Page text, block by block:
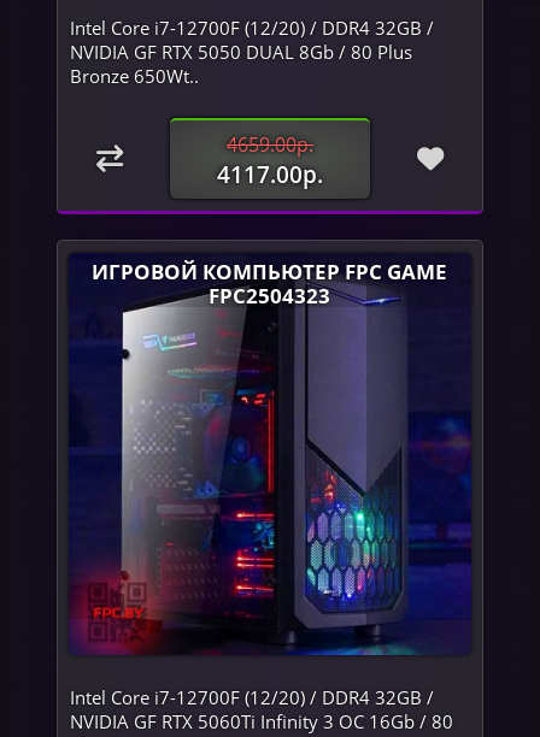
Intel Core i7-12700F (12/20) / DDR4 32GB /
NVIDIA GF RTX 5050 DUAL 8Gb / 80 Plus
Bronze 650Wt..
4659.00р.
4117.00р.
ИГРОВОЙ КОМПЬЮТЕР FPC GAME
FPC2504323
Intel Core i7-12700F (12/20) / DDR4 32GB /
NVIDIA GF RTX 5060Ti Infinity 3 OC 16Gb / 80